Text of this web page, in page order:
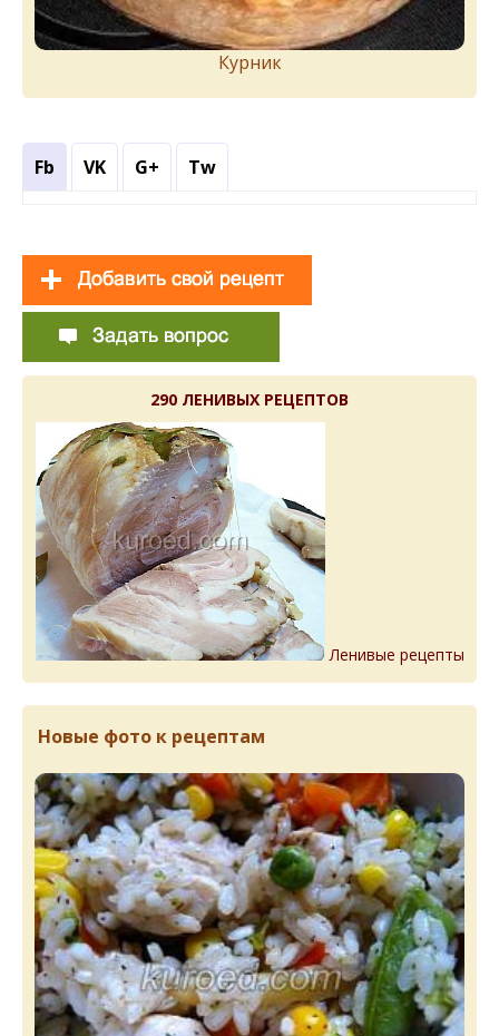
Курник
Fb VK G+ Tw
290 ЛЕНИВЫХ РЕЦЕПТОВ
Ленивые рецепты
Новые фото к рецептам